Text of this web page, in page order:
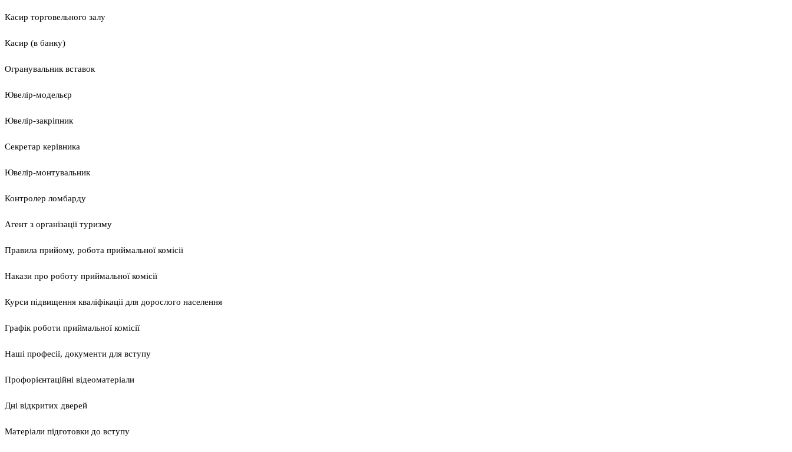
Касир торговельного залу
Касир (в банку)
Огранувальник вставок
Ювелір-модельєр
Ювелір-закріпник
Секретар керівника
Ювелір-монтувальник
Контролер ломбарду
Агент з організації туризму
Правила прийому, робота приймальної комісії
Накази про роботу приймальної комісії
Курси підвищення кваліфікації для дорослого населення
Графік роботи приймальної комісії
Наші професії, документи для вступу
Профорієнтаційні відеоматеріали
Дні відкритих дверей
Матеріали підготовки до вступу